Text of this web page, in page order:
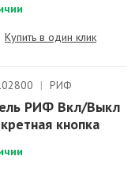
Купить в один клик
| РИФ
РИФ Вкл/Выкл
кнопка